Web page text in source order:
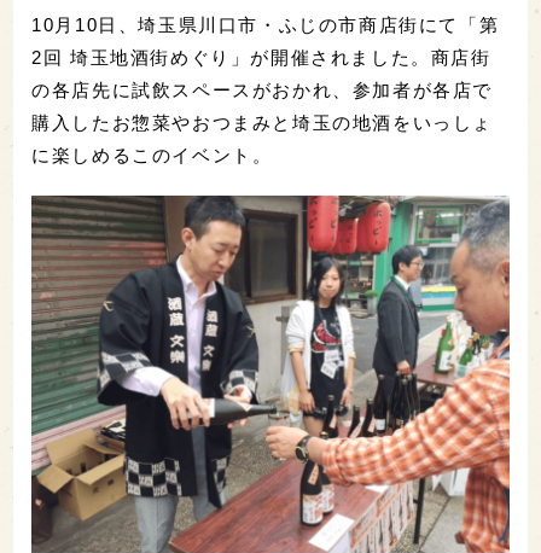
10月10日、埼玉県川口市・ふじの市商店街にて「第
2回 埼玉地酒街めぐり」が開催されました。商店街
の各店先に試飲スペースがおかれ、参加者が各店で
購入したお惣菜やおつまみと埼玉の地酒をいっしょ
に楽しめるこのイベント。